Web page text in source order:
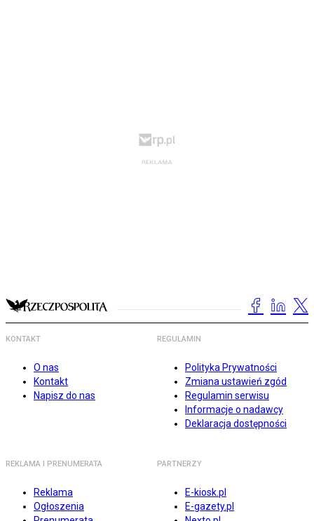
KONTAKT
O nas
Kontakt
Napisz do nas
REGULAMIN
Polityka Prywatności
Zmiana ustawień zgód
Regulamin serwisu
Informacje o nadawcy
Deklaracja dostępności
REKLAMA I PRENUMERATA
Reklama
Ogłoszenia
PARTNERZY
E-kiosk.pl
E-gazety.pl